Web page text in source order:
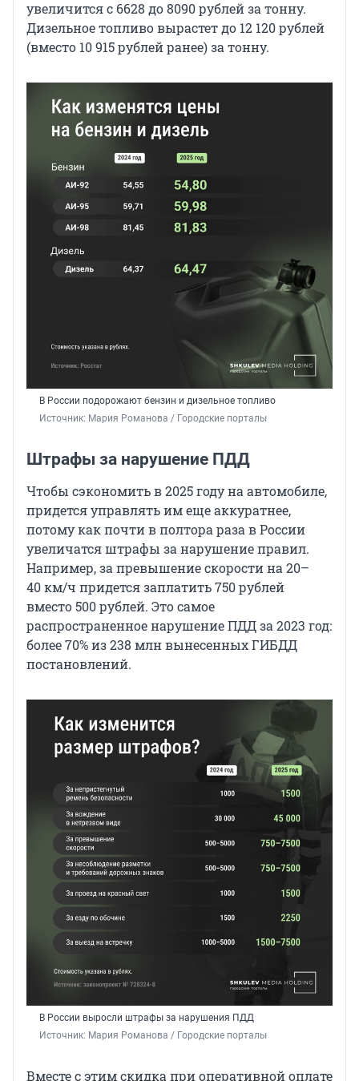
увеличится с 6628 до 8090 рублей за тонну.
Дизельное топливо вырастет до 12 120 рублей
(вместо 10 915 рублей ранее) за тонну.
В России подорожают бензин и дизельное топливо
Источник: Мария Романова / Городские порталы
Штрафы за нарушение ПДД
Чтобы сэкономить в 2025 году на автомобиле,
придется управлять им еще аккуратнее,
потому как почти в полтора раза в России
увеличатся штрафы за нарушение правил.
Например, за превышение скорости на 20–
40 км/ч придется заплатить 750 рублей
вместо 500 рублей. Это самое
распространенное нарушение ПДД за 2023 год:
более 70% из 238 млн вынесенных ГИБДД
постановлений.
В России выросли штрафы за нарушения ПДД
Источник: Мария Романова / Городские порталы
Вместе с этим скидка при оперативной оплате